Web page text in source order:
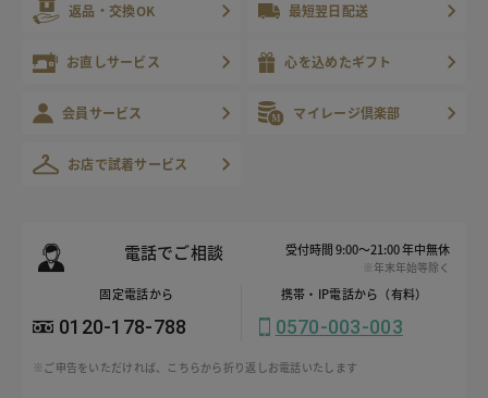
返品・交換OK 最短翌日配送
お直しサービス 心を込めたギフト
会員サービス マイレージ倶楽部
お店で試着サービス
電話でご相談 受付時間 9:00～21:00 年中無休
※年末年始等除く
固定電話から
0120-178-788
携帯・IP電話から（有料）
0570-003-003
※ご申告をいただければ、こちらから折り返しお電話いたします